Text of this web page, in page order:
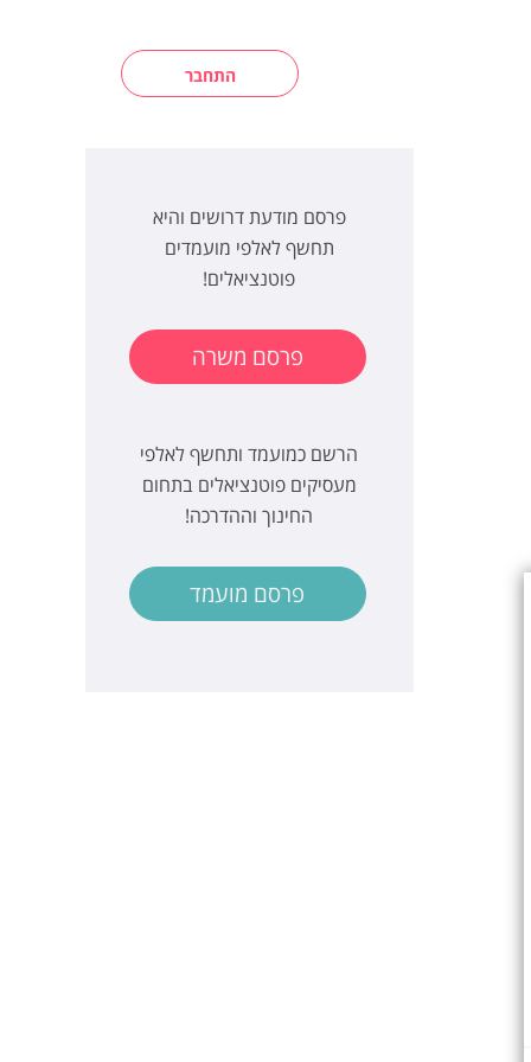
התחבר
פרסם מודעת דרושים והיא
תחשף לאלפי מועמדים
פוטנציאלים!
פרסם משרה
הרשם כמועמד ותחשף לאלפי
מעסיקים פוטנציאלים בתחום
החינוך וההדרכה!
פרסם מועמד